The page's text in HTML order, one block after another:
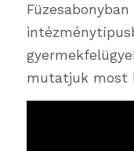
mutatjuk most